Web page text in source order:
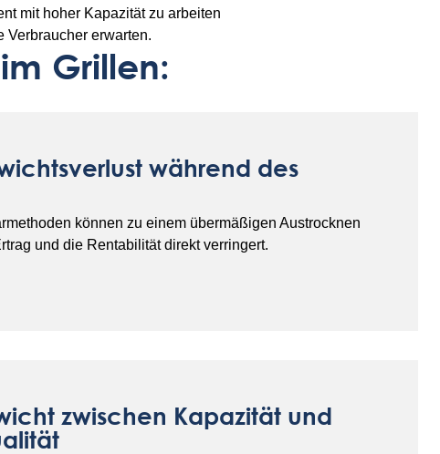
mit hoher Kapazität zu arbeiten
Verbraucher erwarten.
Grillen:
während des
können zu einem übermäßigen Austrocknen
und die Rentabilität direkt verringert.
zwischen Kapazität und